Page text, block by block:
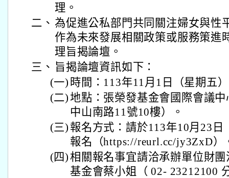
理。
二、 為促進公私部門共同關注婦女與性
作為未來發展相關政策或服務策進
理旨揭論壇。
三、 旨揭論壇資訊如下：
(一) 時間：113年11月1日（星期五
(二)地點：張榮發基金會國際會議
中山南路11號10樓）。
(三) 報名方式：請於113年10月23
報名（https://reurl.cc/jy3ZxD）
(四)相關報名事宜請洽承辦單位財
基金會蔡小姐（ 02- 23212100